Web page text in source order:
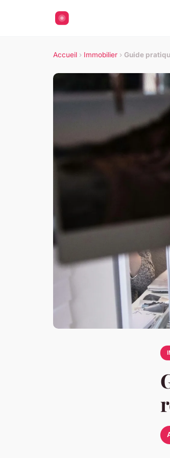
Accueil › Immobilier › Guide